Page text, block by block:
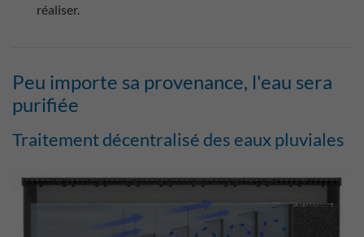
réaliser.
Peu importe sa provenance, l'eau sera
purifiée
Traitement décentralisé des eaux pluviales